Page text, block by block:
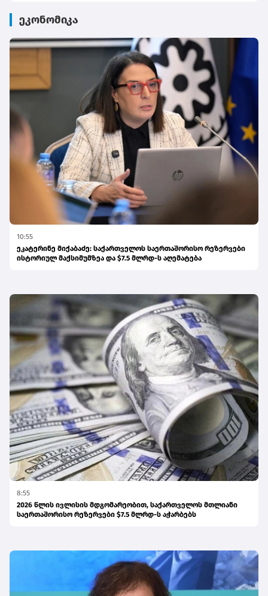
ეკონომიკა
10:55
ეკატერინე მიქაბაძე: საქართველოს საერთაშორისო რეზერვები
ისტორიულ მაქსიმუმზეა და $7.5 მლრდ-ს აღემატება
8:55
2026 წლის ივლისის მდგომარეობით, საქართველოს მთლიანი
საერთაშორისო რეზერვები $7.5 მლრდ-ს აჭარბებს